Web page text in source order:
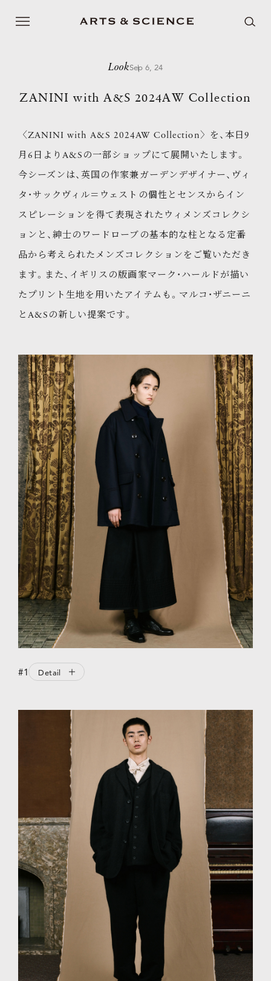
LookSep 6, 24
ZANINI with A&S 2024AW Collection
〈ZANINI with A&S 2024AW Collection〉を、本日9
月6日よりA&Sの一部ショップにて展開いたします。
今シーズンは、英国の作家兼ガーデンデザイナー、ヴィ
タ・サックヴィル＝ウェストの個性とセンスからイン
スピレーションを得て表現されたウィメンズコレクシ
ョンと、紳士のワードローブの基本的な柱となる定番
品から考えられたメンズコレクションをご覧いただき
ます。また、イギリスの版画家マーク・ハールドが描い
たプリント生地を用いたアイテムも。マルコ・ザニーニ
とA&Sの新しい提案です。
#1 Detail